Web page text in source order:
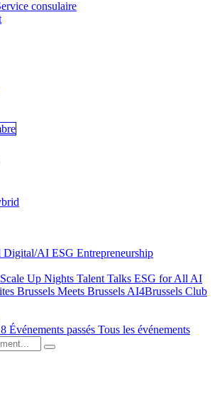
consulaire
Digital/AI ESG Entrepreneurship
Scale Up Nights Talent Talks ESG for All AI
Brussels Meets Brussels AI4Brussels Club
8 Événements passés Tous les événements